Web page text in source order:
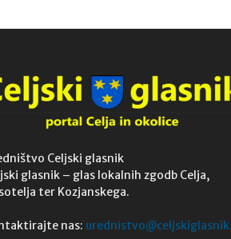
Celjski glasnik
glasnik – glas lokalnih zgodb Celja,
ter Kozjanskega.
nas: